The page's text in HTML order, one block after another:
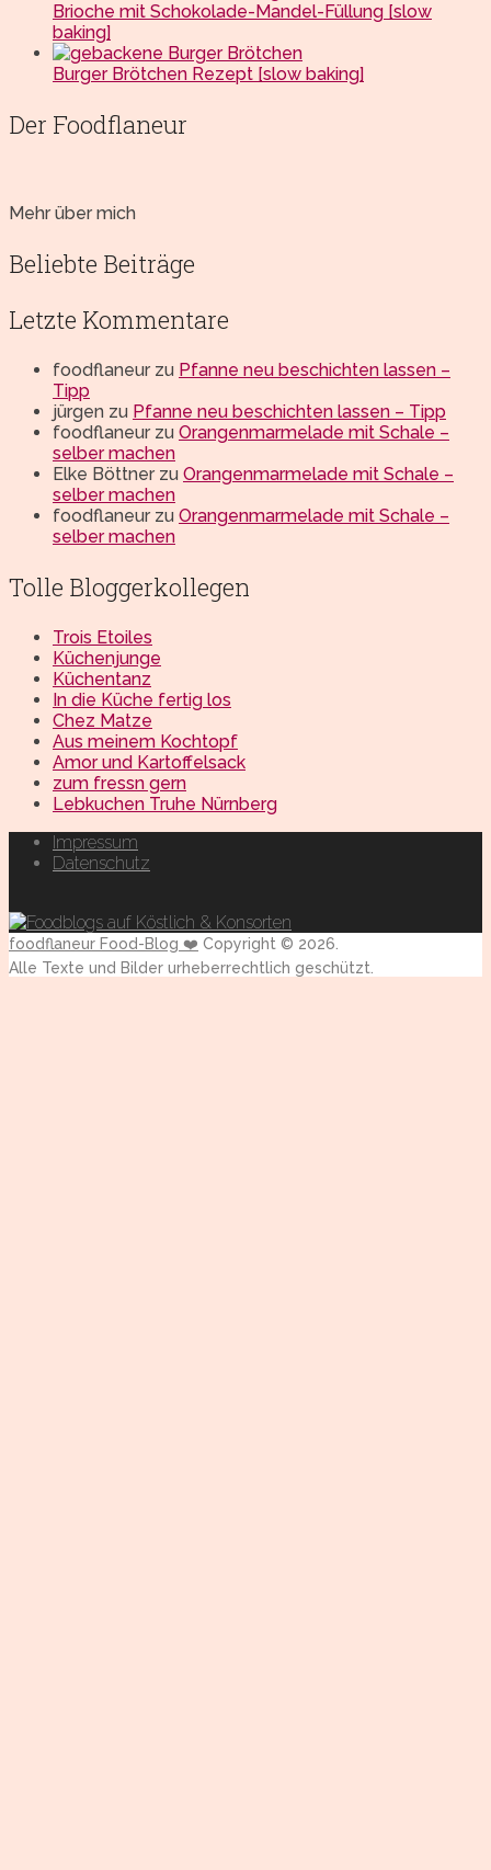
Brioche mit Schokolade-Mandel-Füllung [slow
baking]
Burger Brötchen Rezept [slow baking]
Der Foodflaneur
Mehr über mich
Beliebte Beiträge
Letzte Kommentare
foodflaneur zu Pfanne neu beschichten lassen –
Tipp
jürgen zu Pfanne neu beschichten lassen – Tipp
foodflaneur zu Orangenmarmelade mit Schale –
selber machen
Elke Böttner zu Orangenmarmelade mit Schale –
selber machen
foodflaneur zu Orangenmarmelade mit Schale –
selber machen
Tolle Bloggerkollegen
Trois Etoiles
Küchenjunge
Küchentanz
In die Küche fertig los
Chez Matze
Aus meinem Kochtopf
Amor und Kartoffelsack
zum fressn gern
Lebkuchen Truhe Nürnberg
Impressum
Datenschutz
foodflaneur Food-Blog ❤️ Copyright © 2026.
Alle Texte und Bilder urheberrechtlich geschützt.